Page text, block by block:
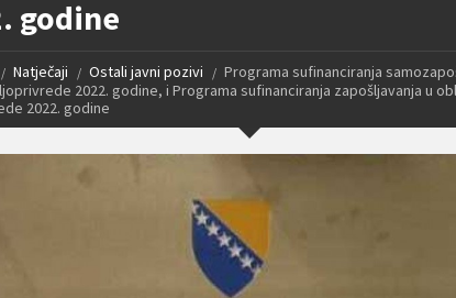
godine
Natječaji Ostali javni pozivi
Programa sufinanciranja
2022. godine, i Programa sufinanciranja zapošljavanja u
2022. godine